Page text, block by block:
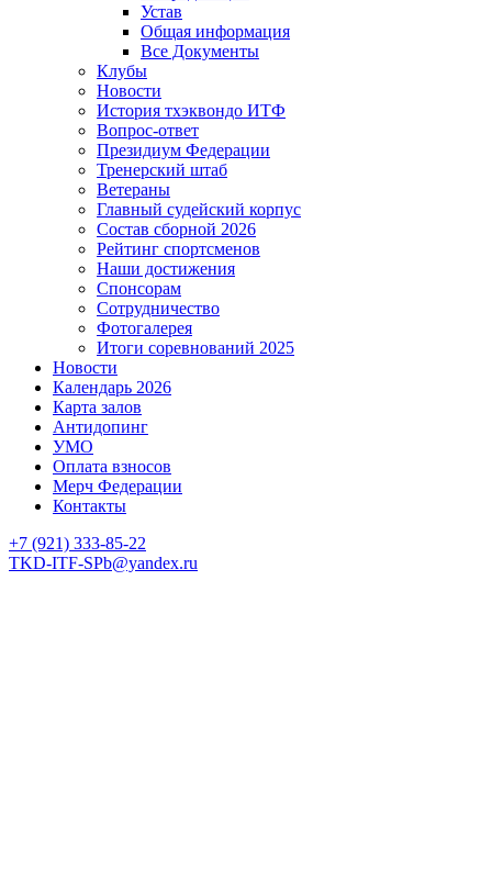
Устав
Общая информация
Все Документы
Клубы
Новости
История тхэквондо ИТФ
Вопрос-ответ
Президиум Федерации
Тренерский штаб
Ветераны
Главный судейский корпус
Состав сборной 2026
Рейтинг спортсменов
Наши достижения
Спонсорам
Сотрудничество
Фотогалерея
Итоги соревнований 2025
Новости
Календарь 2026
Карта залов
Антидопинг
УМО
Оплата взносов
Мерч Федерации
Контакты
+7 (921) 333-85-22
TKD-ITF-SPb@yandex.ru